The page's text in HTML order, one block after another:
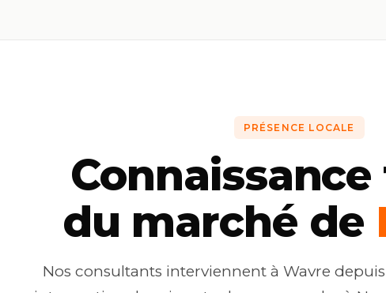
PRÉSENCE LOCALE
du marché de
Nos consultants interviennent à Wavre